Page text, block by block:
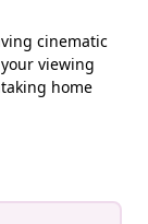
cinematic
viewing
home